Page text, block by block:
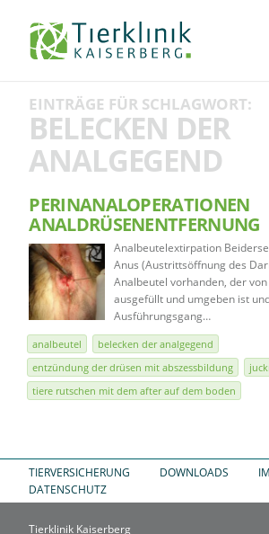
KLINIK
CHIRURGIE
AUGENHEILKUNDE
KARDIOLOGIE
BILDGEBUNG
INNERE MEDIZIN
WEITERE
AKTUELLES
KARRIERE
VERANSTALTUNGEN
PUBLIKATIONEN
DOWNLOADS
LEXIKON
KONTAKT
Tierklinik
Kaiserberg
EINTRÄGE FÜR SCHLAGWORT:
BELECKEN DER
ANALGEGEND
PERINANALOPERATIONEN
ANALDRÜSENENTFERNUNG
Analbeutelextirpation
Anus (Austrittsöffnung des
Analbeutel vorhanden, der
ausgefüllt und umgeben ist
Ausführungsgang…
analbeutel
belecken der analgegend
entzündung der drüsen mit abszessbildung
tiere rutschen mit dem after auf dem boden
TIERVERSICHERUNG DOWNLOADS
DATENSCHUTZ
Tierklinik Kaiserberg